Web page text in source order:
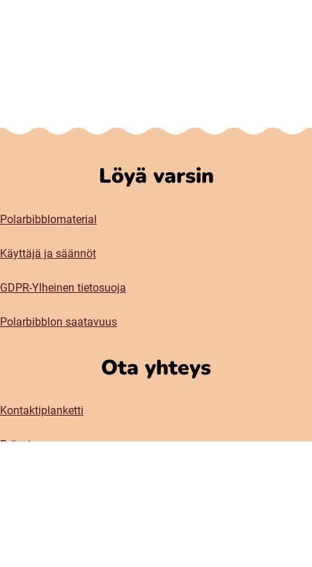
Löyä varsin
Polarbibblomaterial
Käyttäjä ja säännöt
GDPR-Ylheinen tietosuoja
Polarbibblon saatavuus
Ota yhteys
Kontaktiplanketti
Prässi